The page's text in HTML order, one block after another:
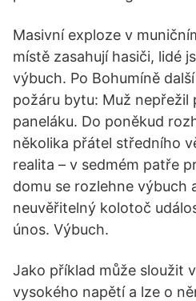
Masivní exploze v
místě zasahují hasiči, lidé
výbuch. Po Bohumíně
požáru bytu: Muž nepřežil
paneláku. Do poněkud
několika přátel středního
realita – v sedmém patře
domu se rozlehne výbuch
neuvěřitelný kolotoč
únos. Výbuch.
Jako příklad může sloužit
vysokého napětí a lze o